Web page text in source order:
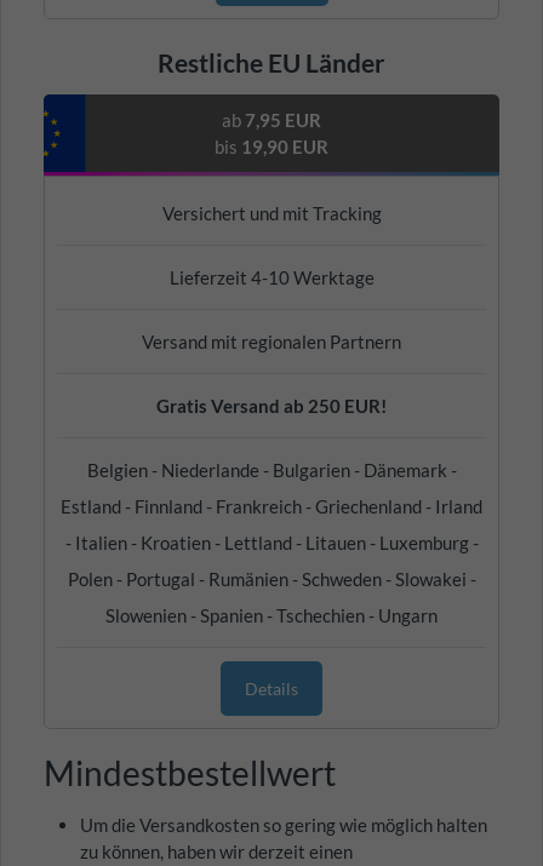
Restliche EU Länder
ab 7,95 EUR
bis 19,90 EUR
Versichert und mit Tracking
Lieferzeit 4-10 Werktage
Versand mit regionalen Partnern
Gratis Versand ab 250 EUR!
Belgien - Niederlande - Bulgarien - Dänemark -
Estland - Finnland - Frankreich - Griechenland - Irland
- Italien - Kroatien - Lettland - Litauen - Luxemburg -
Polen - Portugal - Rumänien - Schweden - Slowakei -
Slowenien - Spanien - Tschechien - Ungarn
Details
Mindestbestellwert
Um die Versandkosten so gering wie möglich halten
zu können, haben wir derzeit einen